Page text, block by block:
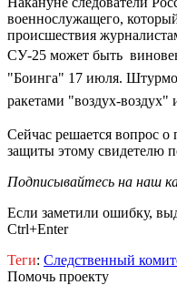
военнослужащего,
происшествия
СУ-25 может быть
"Боинга" 17 июля.
ракетами "воздух-воздух"
Сейчас решается вопрос о
защиты этому свидетелю
Подписывайтесь на наш
Если заметили ошибку,
Ctrl+Enter
Теги: Следственный
Помочь проекту